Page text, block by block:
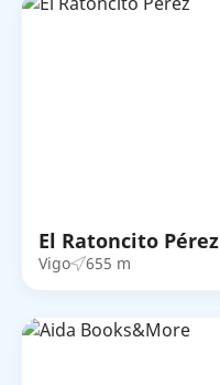
El Ratoncito Pérez
Vigo 655 m